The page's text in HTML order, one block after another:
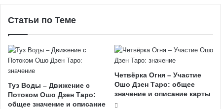
Статьи по Теме
Туз Воды – Движение с
Потоком Ошо Дзен Таро:
общее значение и описание
Четвёрка Огня – Участие
Ошо Дзен Таро: общее
значение и описание карты